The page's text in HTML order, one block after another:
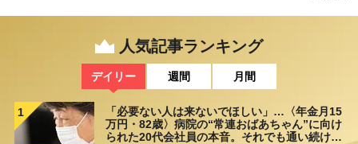
人気記事ランキング
デイリー 週間 月間
1
「必要ない人は来ないでほしい」…〈年金月15
万円・82歳〉病院の“常連おばあちゃん”に向け
られた20代会社員の本音。それでも通い続ける